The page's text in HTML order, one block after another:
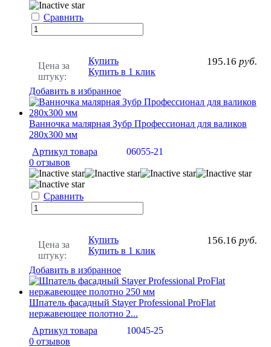
Сравнить
Цена за
штуку:
195.16 руб.
Купить
Купить в 1 клик
Добавить в избранное
Ванночка малярная Зубр Профессионал для валиков
280х300 мм
Артикул товара
06055-21
0 отзывов
Сравнить
Цена за
штуку:
156.16 руб.
Купить
Купить в 1 клик
Добавить в избранное
Шпатель фасадный Stayer Professional ProFlat
нержавеющее полотно 2...
Артикул товара
10045-25
0 отзывов